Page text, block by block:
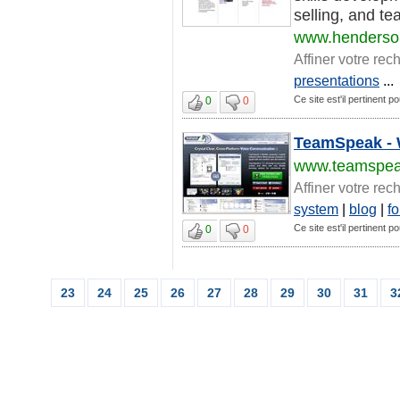
selling, and
Affiner votre
presentations ...
0 0 Ce site est'il pertinent
TeamSpeak -
Affiner votre
system | blog |
0 0 Ce site est'il pertinent
31
30
29
28
27
26
25
24
23